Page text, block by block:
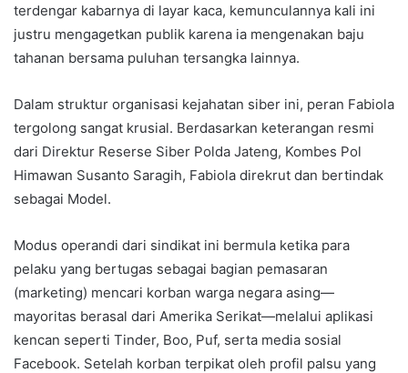
terdengar kabarnya di layar kaca, kemunculannya kali ini
justru mengagetkan publik karena ia mengenakan baju
tahanan bersama puluhan tersangka lainnya.
Dalam struktur organisasi kejahatan siber ini, peran Fabiola
tergolong sangat krusial. Berdasarkan keterangan resmi
dari Direktur Reserse Siber Polda Jateng, Kombes Pol
Himawan Susanto Saragih, Fabiola direkrut dan bertindak
sebagai Model.
Modus operandi dari sindikat ini bermula ketika para
pelaku yang bertugas sebagai bagian pemasaran
(marketing) mencari korban warga negara asing—
mayoritas berasal dari Amerika Serikat—melalui aplikasi
kencan seperti Tinder, Boo, Puf, serta media sosial
Facebook. Setelah korban terpikat oleh profil palsu yang